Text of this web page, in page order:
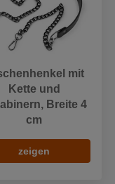
mit
Kette und
Breite 4
cm
zeigen